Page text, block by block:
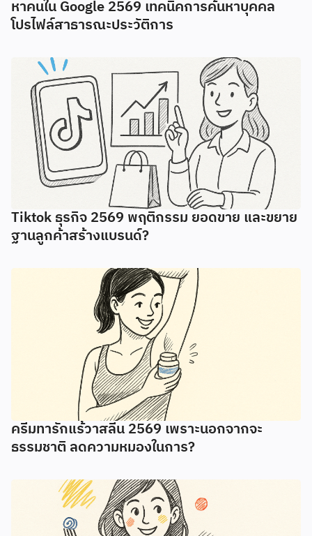
หาคนใน Google 2569 เทคนิคการค้นหาบุคคล
โปรไฟล์สาธารณะประวัติการ
Tiktok ธุรกิจ 2569 พฤติกรรม ยอดขาย และขยาย
ฐานลูกค้าสร้างแบรนด์?
ครีมทารักแร้วาสลีน 2569 เพราะนอกจากจะ
ธรรมชาติ ลดความหมองในการ?